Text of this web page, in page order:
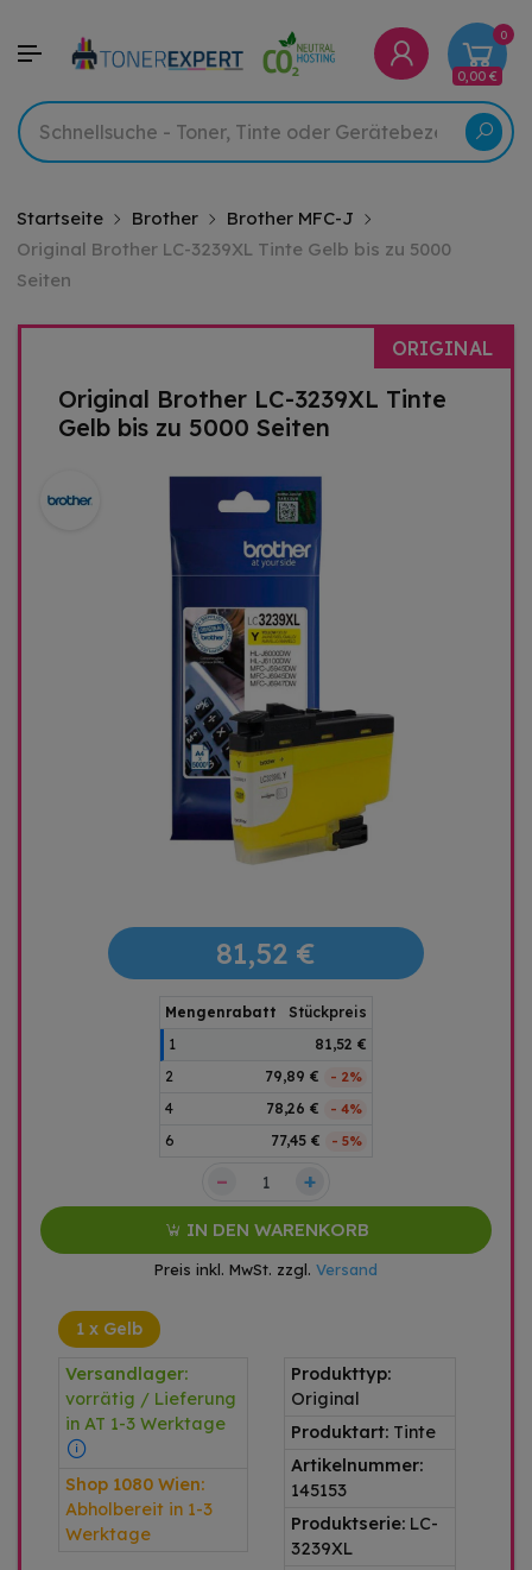
0
0,00 €
Startseite Brother
Brother MFC-J
Original Brother LC-3239XL Tinte Gelb bis zu 5000
Seiten
ORIGINAL
Original Brother LC-3239XL Tinte
Gelb bis zu 5000 Seiten
81,52 €
Mengenrabatt
Stückpreis
1
81,52 €
2
79,89 € - 2%
4 78,26 € - 4%
6 77,45 € - 5%
– +
IN DEN WARENKORB
Preis inkl. MwSt. zzgl. Versand
1 x Gelb
Versandlager:
vorrätig / Lieferung
in AT 1-3 Werktage
Shop 1080 Wien:
Abholbereit in 1-3
Werktage
Produkttyp:
Original
Produktart: Tinte
Artikelnummer:
145153
Produktserie: LC-
3239XL